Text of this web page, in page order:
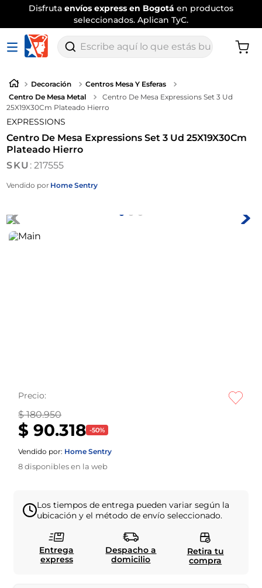
Disfruta envíos express en Bogotá en productos
seleccionados. Aplican TyC.
Escribe aquí lo que estás buscando
Decoración
Centros Mesa Y Esferas
Centro De Mesa Metal
Centro De Mesa Expressions Set 3 Ud
25X19X30Cm Plateado Hierro
EXPRESSIONS
Centro De Mesa Expressions Set 3 Ud 25X19X30Cm
Plateado Hierro
:217555
Vendido por Home Sentry
Precio:
$ 180.950
$ 90.318 -50%
Vendido por: Home Sentry
8disponibles en la web
Los tiempos de entrega pueden variar según la
ubicación y el método de envío seleccionado.
Entrega
express
Despacho a
domicilio
Retira tu
compra